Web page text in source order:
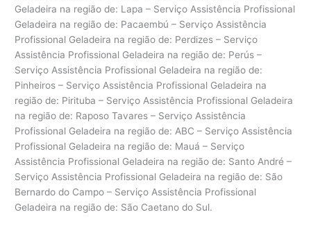
Geladeira na região de: Lapa – Serviço Assistência Profissional
Geladeira na região de: Pacaembú – Serviço Assistência
Profissional Geladeira na região de: Perdizes – Serviço
Assistência Profissional Geladeira na região de: Perús –
Serviço Assistência Profissional Geladeira na região de:
Pinheiros – Serviço Assistência Profissional Geladeira na
região de: Pirituba – Serviço Assistência Profissional Geladeira
na região de: Raposo Tavares – Serviço Assistência
Profissional Geladeira na região de: ABC – Serviço Assistência
Profissional Geladeira na região de: Mauá – Serviço
Assistência Profissional Geladeira na região de: Santo André –
Serviço Assistência Profissional Geladeira na região de: São
Bernardo do Campo – Serviço Assistência Profissional
Geladeira na região de: São Caetano do Sul.